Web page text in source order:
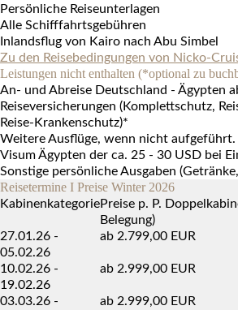
Persönliche Reiseunterlagen
Alle Schifffahrtsgebühren
Inlandsflug von Kairo nach Abu Simbel
Zu den Reisebedingungen von Nicko-
Leistungen nicht enthalten (*optional zu
An- und Abreise Deutschland - Ägypten
Reiseversicherungen (Komplettschutz,
Reise-Krankenschutz)*
Weitere Ausflüge, wenn nicht aufgeführt.
Visum Ägypten der ca. 25 - 30 USD bei
Sonstige persönliche Ausgaben
Reisetermine I Preise Winter 2026
KabinenkategoriePreise p. P.
Belegung)
27.01.26 -
05.02.26
ab 2.799,00 EUR
10.02.26 -
19.02.26
ab 2.999,00 EUR
03.03.26 -
ab 2.999,00 EUR